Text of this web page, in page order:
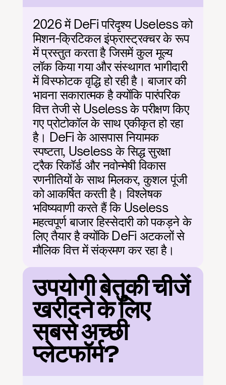
2026 में DeFi परिदृश्य Useless को
मिशन-क्रिटिकल इंफ्रास्ट्रक्चर के रूप
में प्रस्तुत करता है जिसमें कुल मूल्य
लॉक किया गया और संस्थागत भागीदारी
में विस्फोटक वृद्धि हो रही है। बाजार की
भावना सकारात्मक है क्योंकि पारंपरिक
वित्त तेजी से Useless के परीक्षण किए
गए प्रोटोकॉल के साथ एकीकृत हो रहा
है। DeFi के आसपास नियामक
स्पष्टता, Useless के सिद्ध सुरक्षा
ट्रैक रिकॉर्ड और नवोन्मेषी विकास
रणनीतियों के साथ मिलकर, कुशल पूंजी
को आकर्षित करती है। विश्लेषक
भविष्यवाणी करते हैं कि Useless
महत्वपूर्ण बाजार हिस्सेदारी को पकड़ने के
लिए तैयार है क्योंकि DeFi अटकलों से
मौलिक वित्त में संक्रमण कर रहा है।
उपयोगी बेतुकी चीजें
खरीदने के लिए
सबसे अच्छी
प्लेटफॉर्म?